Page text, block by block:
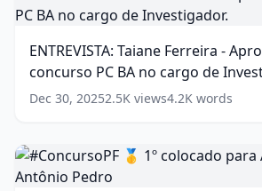
Federal (12
Ferreira
Aprovada
no
concurso
PC
no
cargo
de
ENTREVISTA: Taiane Ferreira -
concurso PC BA no cargo de
Dec 30, 20252.5K views4.2K words
#ConcursoPF
🥇
1º